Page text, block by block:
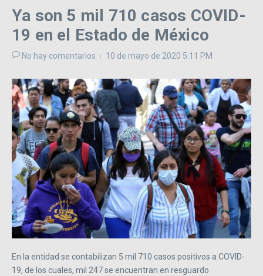
Ya son 5 mil 710 casos COVID-
19 en el Estado de México
No hay comentarios 10 de mayo de 2020 5:11 PM
En la entidad se contabilizan 5 mil 710 casos positivos a COVID-
19, de los cuales, mil 247 se encuentran en resguardo